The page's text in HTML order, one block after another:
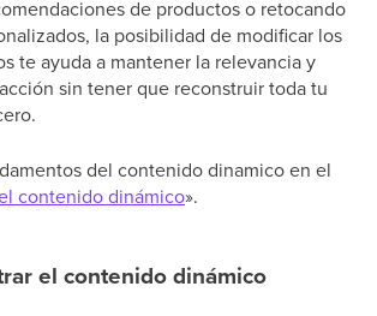
de productos o retocando
la posibilidad de modificar los
te ayuda a mantener la relevancia y
sin tener que reconstruir toda tu
del contenido dinamico en el
contenido dinámico».
el contenido dinámico